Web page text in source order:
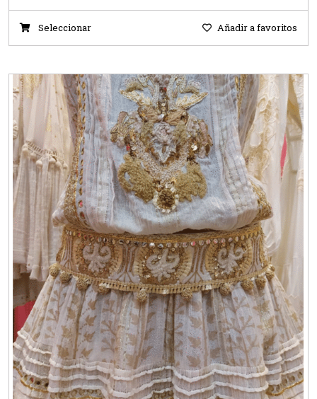
Seleccionar Añadir a favoritos